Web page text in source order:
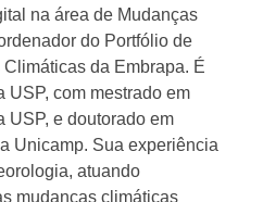
na área de Mudanças
do Portfólio de
da Embrapa. É
USP, com mestrado em
USP, e doutorado em
Unicamp. Sua experiência
atuando
mudanças climáticas